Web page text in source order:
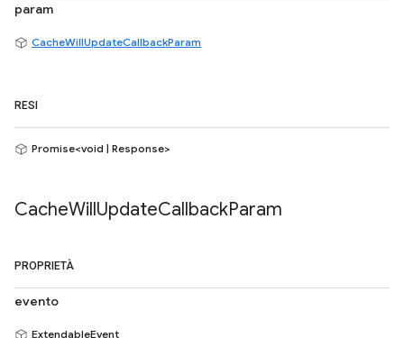
param
CacheWillUpdateCallbackParam
RESI
Promise<void | Response>
CacheWillUpdateCallbackParam
PROPRIETÀ
evento
ExtendableEvent